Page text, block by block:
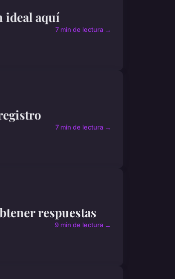
ideal aquí
7 min de lectura →
7 min de lectura →
respuestas
9 min de lectura →